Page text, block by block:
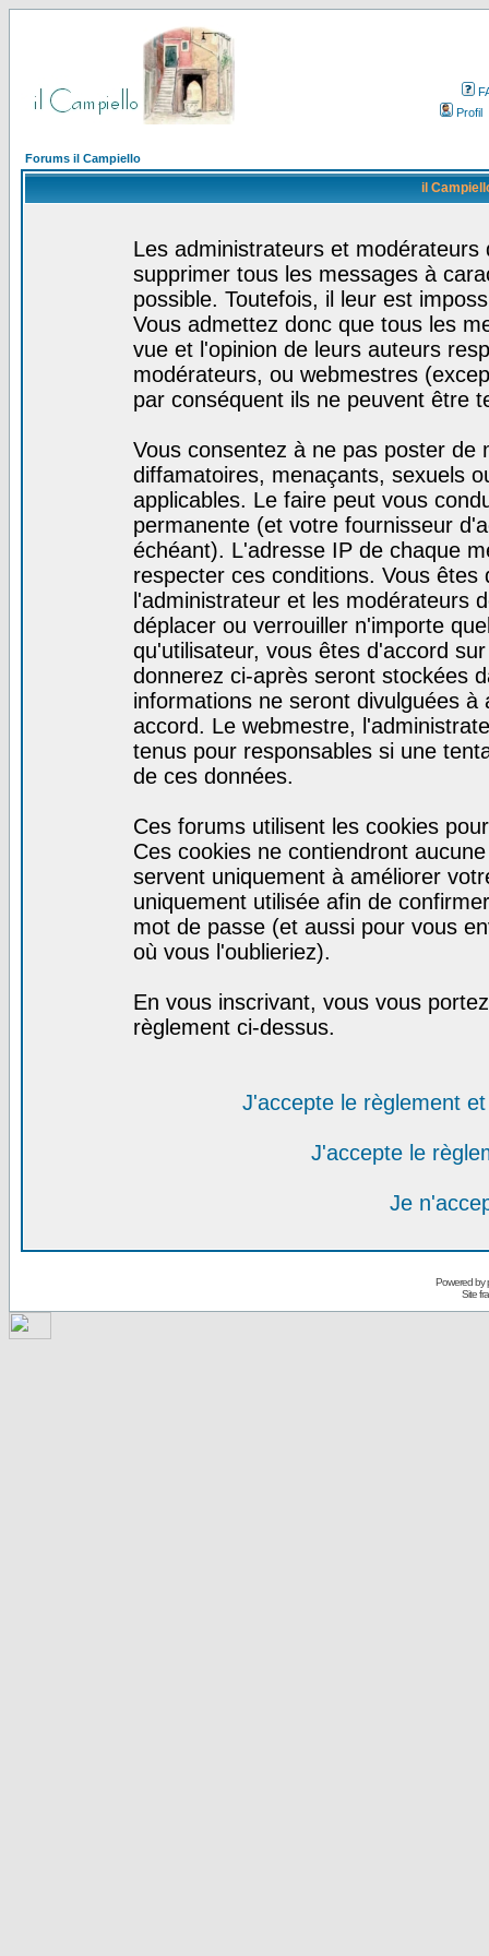
Profil
Forums il Campiello
il
Les administrateurs et
supprimer tous les messages à
possible. Toutefois, il leur est
Vous admettez donc que tous les
vue et l'opinion de leurs auteurs
modérateurs, ou webmestres
par conséquent ils ne peuvent être
Vous consentez à ne pas poster de
diffamatoires, menaçants, sexuels
applicables. Le faire peut vous
permanente (et votre fournisseur
échéant). L'adresse IP de chaque
respecter ces conditions. Vous
l'administrateur et les modérateurs
déplacer ou verrouiller n'importe
qu'utilisateur, vous êtes d'accord
donnerez ci-après seront stockées
informations ne seront divulguées
accord. Le webmestre,
tenus pour responsables si une
de ces données.
Ces forums utilisent les cookies
Ces cookies ne contiendront
servent uniquement à améliorer
uniquement utilisée afin de
mot de passe (et aussi pour vous
où vous l'oublieriez).
En vous inscrivant, vous vous
règlement ci-dessus.
J'accepte le règlement
J'accepte le
Je
Powered by
Site